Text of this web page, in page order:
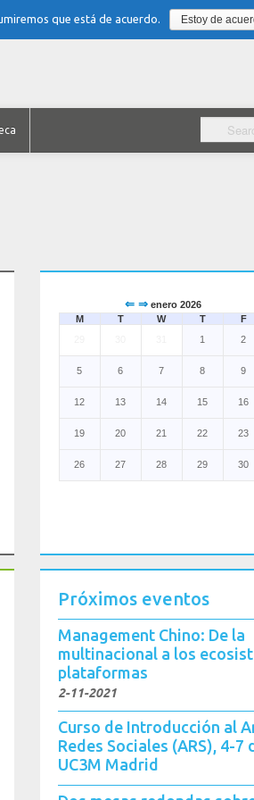
⇐ ⇒ enero 2026
M
T W T F
1 2
5 6 7 8 9
12 13 14 15 16
19 20 21 22 23
26 27 28 29 30
Próximos eventos
Management Chino: De la
multinacional a los
plataformas
2-11-2021
Curso de Introducción al
Redes Sociales (ARS), 4-7
UC3M Madrid
que está de acuerdo. Estoy de